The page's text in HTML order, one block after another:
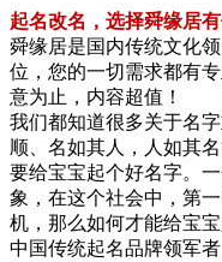
起名改名，选择舜缘居
舜缘居是国内传统文化
位，您的一切需求都有
意为止，内容超值！
我们都知道很多关于名
顺、名如其人，人如其
要给宝宝起个好名字。
象，在这个社会中，第
机，那么如何才能给宝
中国传统起名品牌领军